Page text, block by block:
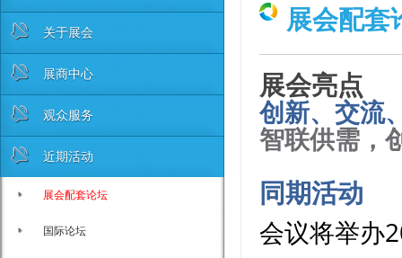
关于展会
展商中心
观众服务
近期活动
展会配套论坛
国际论坛
展会配套
展会亮点
创新、交流
智联供需，
同期活动
会议将举办